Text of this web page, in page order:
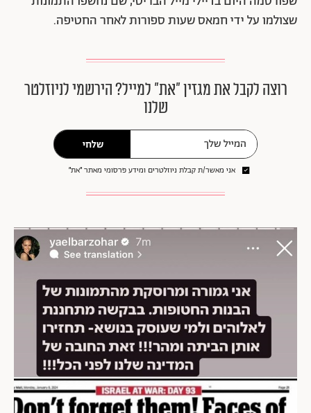
שצולמו על ידי חמאס שעות ספורות לאחר החטיפה.
רוצה לקבל את מגזין ״את״ למייל? הירשמי לניוזלטר
שלנו
שלחי
אני מאשר/ת קבלת ניוזלטרים ומידע פרסומי מאתר ״את״